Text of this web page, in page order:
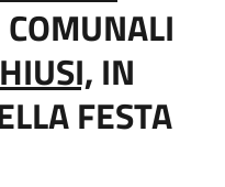
IN
FESTA